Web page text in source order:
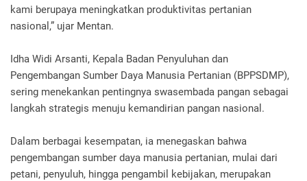
kami berupaya meningkatkan produktivitas pertanian
nasional,” ujar Mentan.
Idha Widi Arsanti, Kepala Badan Penyuluhan dan
Pengembangan Sumber Daya Manusia Pertanian (BPPSDMP),
sering menekankan pentingnya swasembada pangan sebagai
langkah strategis menuju kemandirian pangan nasional.
Dalam berbagai kesempatan, ia menegaskan bahwa
pengembangan sumber daya manusia pertanian, mulai dari
petani, penyuluh, hingga pengambil kebijakan, merupakan